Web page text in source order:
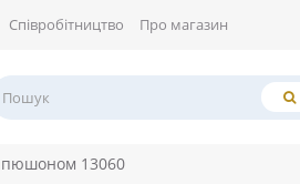
Співробітництво Про магазин
13060